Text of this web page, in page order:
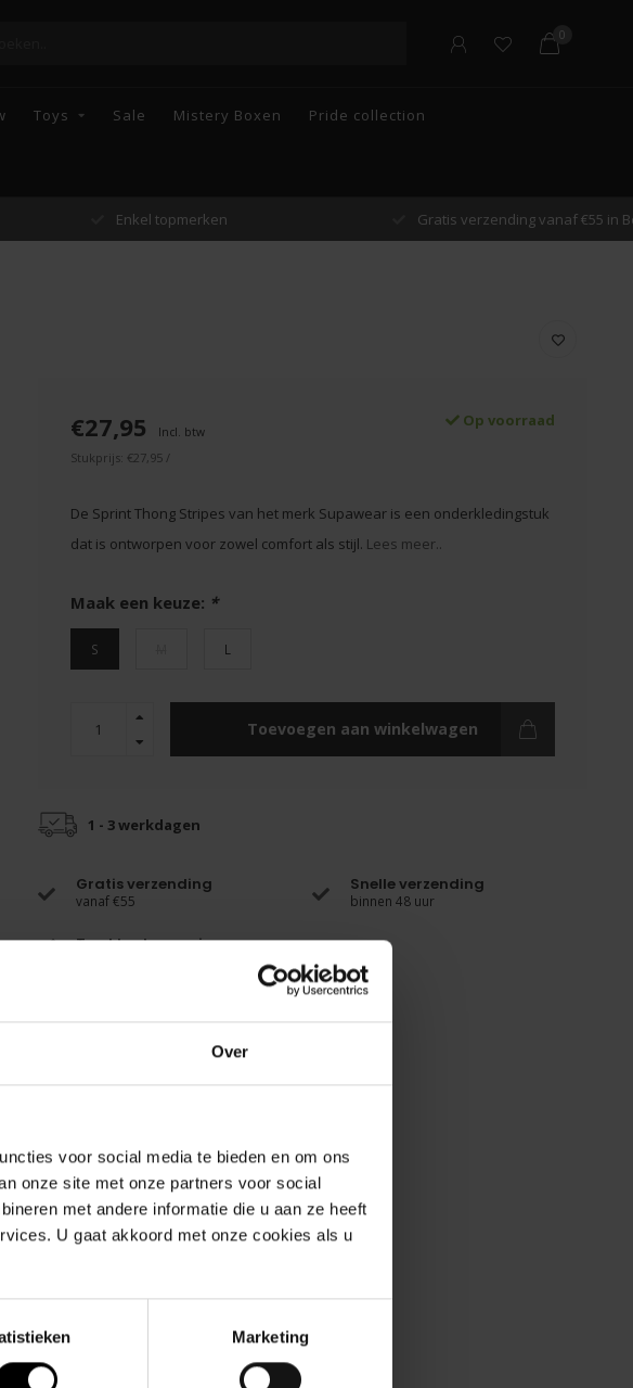
Over
voor social media te bieden en om ons
onze site met onze partners voor social
met andere informatie die u aan ze heeft
U gaat akkoord met onze cookies als u
Marketing
0
Toys Sale Mistery Boxen Pride collection
Enkel topmerken Gratis verzending vanaf €55 in België
€27,95 Incl. btw
Op voorraad
Stukprijs: €27,95 /
De Sprint Thong Stripes van het merk Supawear is een onderkledingstuk
dat is ontworpen voor zowel comfort als stijl. Lees meer..
Maak een keuze: *
S L
Toevoegen aan winkelwagen
1 - 3 werkdagen
Gratis verzending
vanaf €55
Snelle verzending
binnen 48 uur
Top klantenservice
Gerelateerde producten